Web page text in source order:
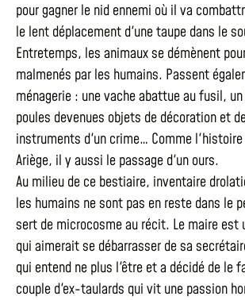
pour gagner le nid ennemi où il va
le lent déplacement d'une taupe dans le
Entretemps, les animaux se démènent
malmenés par les humains. Passent
ménagerie : une vache abattue au fusil,
poules devenues objets de décoration et
instruments d'un crime… Comme
Ariège, il y aussi le passage d'un ours.
Au milieu de ce bestiaire, inventaire
les humains ne sont pas en reste dans le
sert de microcosme au récit. Le maire est
qui aimerait se débarrasser de sa
qui entend ne plus l'être et a décidé de le
couple d'ex-taulards qui vit une passion